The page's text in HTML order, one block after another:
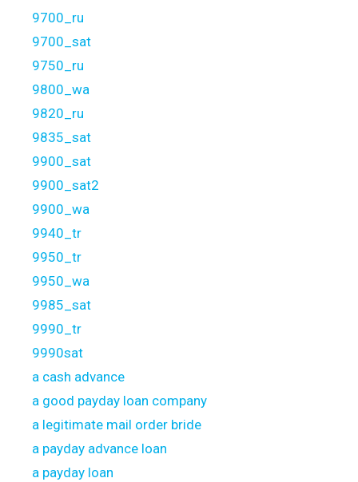
9700_ru
9700_sat
9750_ru
9800_wa
9820_ru
9835_sat
9900_sat
9900_sat2
9900_wa
9940_tr
9950_tr
9950_wa
9985_sat
9990_tr
9990sat
a cash advance
a good payday loan company
a legitimate mail order bride
a payday advance loan
a payday loan